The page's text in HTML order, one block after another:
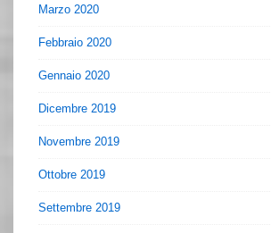
Marzo 2020
Febbraio 2020
Gennaio 2020
Dicembre 2019
Novembre 2019
Ottobre 2019
Settembre 2019